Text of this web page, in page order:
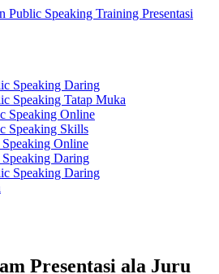
Speaking Daring
Speaking Tatap Muka
Speaking Online
Speaking Skills
Online
Daring
Speaking Daring
Presentasi ala Juru